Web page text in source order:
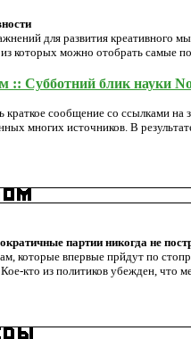
для развития
которых можно отобрать самые
Субботний блик науки
краткое сообщение со ссылками
многих источников. В
партии никогда не
которые впервые прйдут по
кто из политиков убежден, что